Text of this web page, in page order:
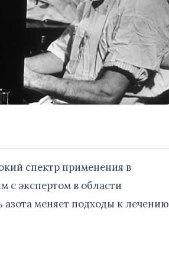
спектр применения в
с экспертом в области
меняет подходы к лечению